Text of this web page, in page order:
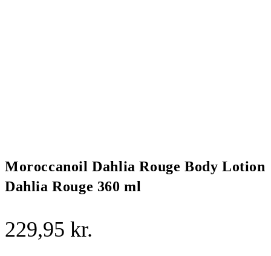
Moroccanoil Dahlia Rouge Body Lotion
Dahlia Rouge 360 ml
229,95 kr.